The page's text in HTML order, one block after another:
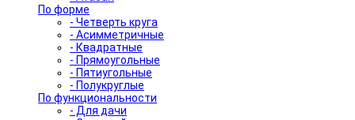
По форме
- Четверть круга
- Асимметричные
- Квадратные
- Прямоугольные
- Пятиугольные
- Полукруглые
По функциональности
- Для дачи